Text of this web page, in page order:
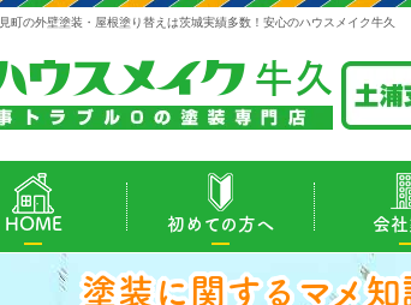
町の外壁塗装・屋根塗り替えは茨城実績多数！安心のハウスメイク牛久
HOME 初めての方へ 会
塗装に関するマメ